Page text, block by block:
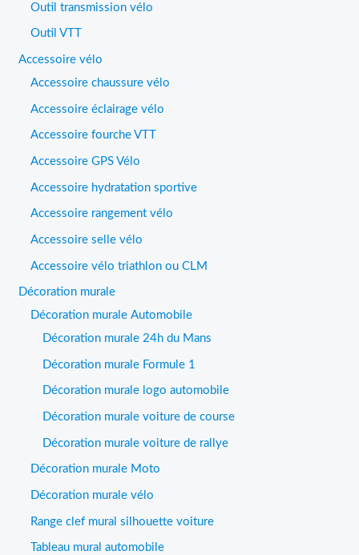
Outil transmission vélo
Outil VTT
Accessoire vélo
Accessoire chaussure vélo
Accessoire éclairage vélo
Accessoire fourche VTT
Accessoire GPS Vélo
Accessoire hydratation sportive
Accessoire rangement vélo
Accessoire selle vélo
Accessoire vélo triathlon ou CLM
Décoration murale
Décoration murale Automobile
Décoration murale 24h du Mans
Décoration murale Formule 1
Décoration murale logo automobile
Décoration murale voiture de course
Décoration murale voiture de rallye
Décoration murale Moto
Décoration murale vélo
Range clef mural silhouette voiture
Tableau mural automobile